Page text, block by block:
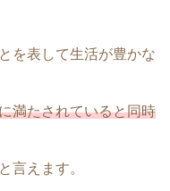
を表して生活が豊かな
満たされていると同時
言えます。